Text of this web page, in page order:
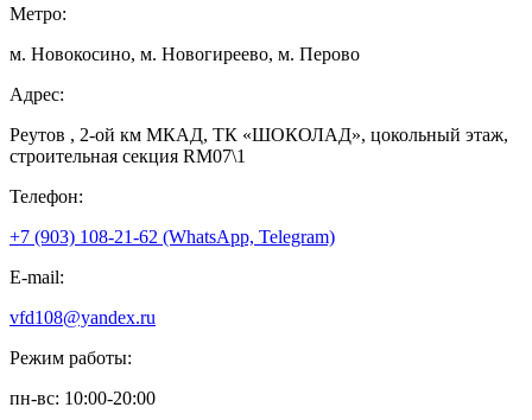
Метро:
м. Новокосино, м. Новогиреево, м. Перово
Адрес:
Реутов , 2-ой км МКАД, ТК «ШОКОЛАД», цокольный этаж,
строительная секция RM07\1
Телефон:
+7 (903) 108-21-62 (WhatsApp, Telegram)
E-mail:
vfd108@yandex.ru
Режим работы:
пн-вс: 10:00-20:00